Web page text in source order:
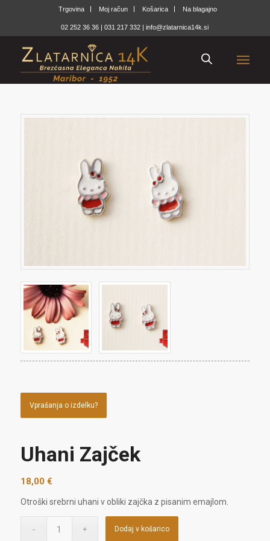
Trgovina Moj račun Košarica Na blagajno
02 252 36 36 |031 217 332 |info@zlatarnica14k.si
Vprašanja o izdelku?
Uhani Zajček
18,00 €
Otroški srebrni uhani v obliki zajčka z pisanim emajlom.
Dodaj v košarico